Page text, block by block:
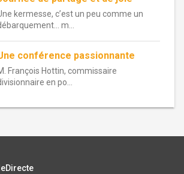
kermesse, c’est un peu comme un
m...
conférence passionnante
François Hottin, commissaire
en po...